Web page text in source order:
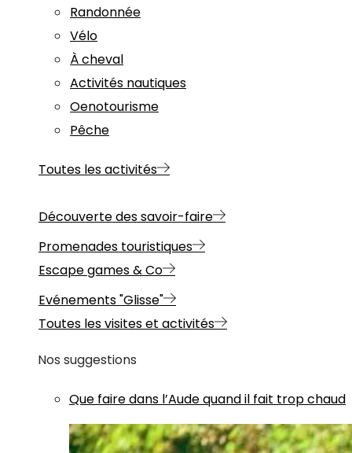
Randonnée
Vélo
À cheval
Activités nautiques
Oenotourisme
Pêche
Toutes les activités
Découverte des savoir-faire
Promenades touristiques
Escape games & Co
Evénements "Glisse"
Toutes les visites et activités
Nos suggestions
Que faire dans l’Aude quand il fait trop chaud